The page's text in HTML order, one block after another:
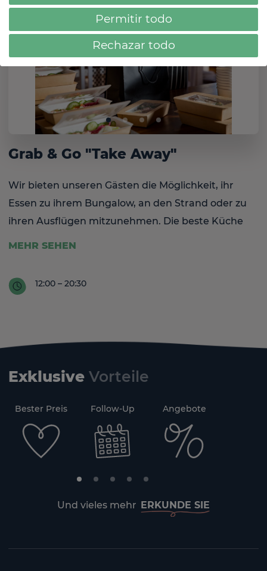
Grab & Go "Take Away"
Wir bieten unseren Gästen die Möglichkeit, ihr
Essen zu ihrem Bungalow, an den Strand oder zu
ihren Ausflügen mitzunehmen. Die beste Küche
MEHR SEHEN
12:00 – 20:30
Exklusive Vorteile
Und vieles mehr ERKUNDE SIE
Bester Preis Follow-Up Angebote
Permitir todo
Rechazar todo